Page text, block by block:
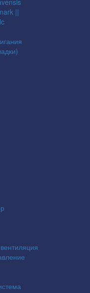
||